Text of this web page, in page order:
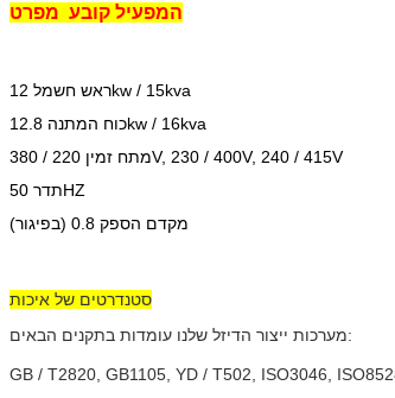
המפעיל קובע מפרט
ראש חשמל 12kw / 15kva
כוח המתנה 12.8kw / 16kva
מתח זמין 220 / 380V, 230 / 400V, 240 / 415V
תדר 50HZ
מקדם הספק 0.8 (בפיגור)
סטנדרטים של איכות
מערכות ייצור הדיזל שלנו עומדות בתקנים הבאים:
GB / T2820, GB1105, YD / T502, ISO3046,